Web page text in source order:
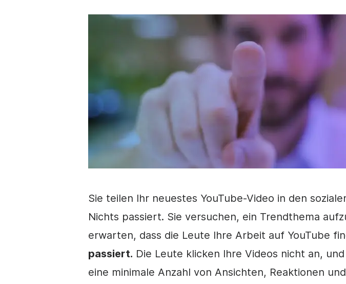
Sie teilen Ihr neuestes YouTube-Video in den
Nichts passiert. Sie versuchen, ein Trendthema
erwarten, dass die Leute Ihre Arbeit auf YouTube
passiert. Die Leute klicken Ihre Videos nicht an,
eine minimale Anzahl von Ansichten, Reaktionen